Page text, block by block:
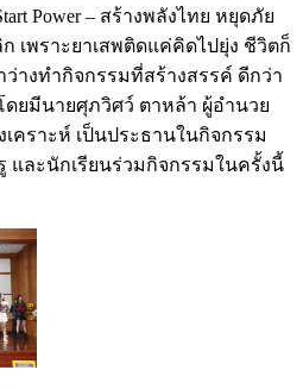
Power – สร้างพลังไทย หยุดภัย
ก เพราะยาเสพติดแค่คิดไปยุ่ง ชีวิตก็
ว่างทำกิจกรรมที่สร้างสรรค์ ดีกว่า
ดยมีนายศุภวิศว์ ตาหล้า ผู้อำนวย
เคราะห์ เป็นประธานในกิจกรรม
ละนักเรียนร่วมกิจกรรมในครั้งนี้